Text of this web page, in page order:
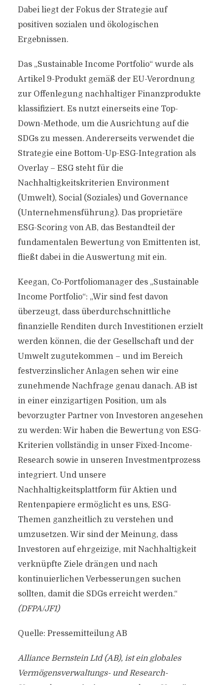
Dabei liegt der Fokus der Strategie auf
positiven sozialen und ökologischen
Ergebnissen.
Das „Sustainable Income Portfolio“ wurde als
Artikel 9-Produkt gemäß der EU-Verordnung
zur Offenlegung nachhaltiger Finanzprodukte
klassifiziert. Es nutzt einerseits eine Top-
Down-Methode, um die Ausrichtung auf die
SDGs zu messen. Andererseits verwendet die
Strategie eine Bottom-Up-ESG-Integration als
Overlay – ESG steht für die
Nachhaltigkeitskriterien Environment
(Umwelt), Social (Soziales) und Governance
(Unternehmensführung). Das proprietäre
ESG-Scoring von AB, das Bestandteil der
fundamentalen Bewertung von Emittenten ist,
fließt dabei in die Auswertung mit ein.
Keegan, Co-Portfoliomanager des „Sustainable
Income Portfolio“: „Wir sind fest davon
überzeugt, dass überdurchschnittliche
finanzielle Renditen durch Investitionen erzielt
werden können, die der Gesellschaft und der
Umwelt zugutekommen – und im Bereich
festverzinslicher Anlagen sehen wir eine
zunehmende Nachfrage genau danach. AB ist
in einer einzigartigen Position, um als
bevorzugter Partner von Investoren angesehen
zu werden: Wir haben die Bewertung von ESG-
Kriterien vollständig in unser Fixed-Income-
Research sowie in unseren Investmentprozess
integriert. Und unsere
Nachhaltigkeitsplattform für Aktien und
Rentenpapiere ermöglicht es uns, ESG-
Themen ganzheitlich zu verstehen und
umzusetzen. Wir sind der Meinung, dass
Investoren auf ehrgeizige, mit Nachhaltigkeit
verknüpfte Ziele drängen und nach
kontinuierlichen Verbesserungen suchen
sollten, damit die SDGs erreicht werden.“
(DFPA/JF1)
Quelle: Pressemitteilung AB
Alliance Bernstein Ltd (AB), ist ein globales
Vermögensverwaltungs- und Research-